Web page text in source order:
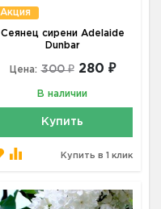
Акция
Сеянец сирени Adelaide
Dunbar
Цена: 300 ₽ 280 ₽
В наличии
Купить
Купить в 1 клик